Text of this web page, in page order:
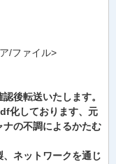
/ファイル>
後転送いたします。
化しております、元
の不調によるかたむ
、ネットワークを通じ